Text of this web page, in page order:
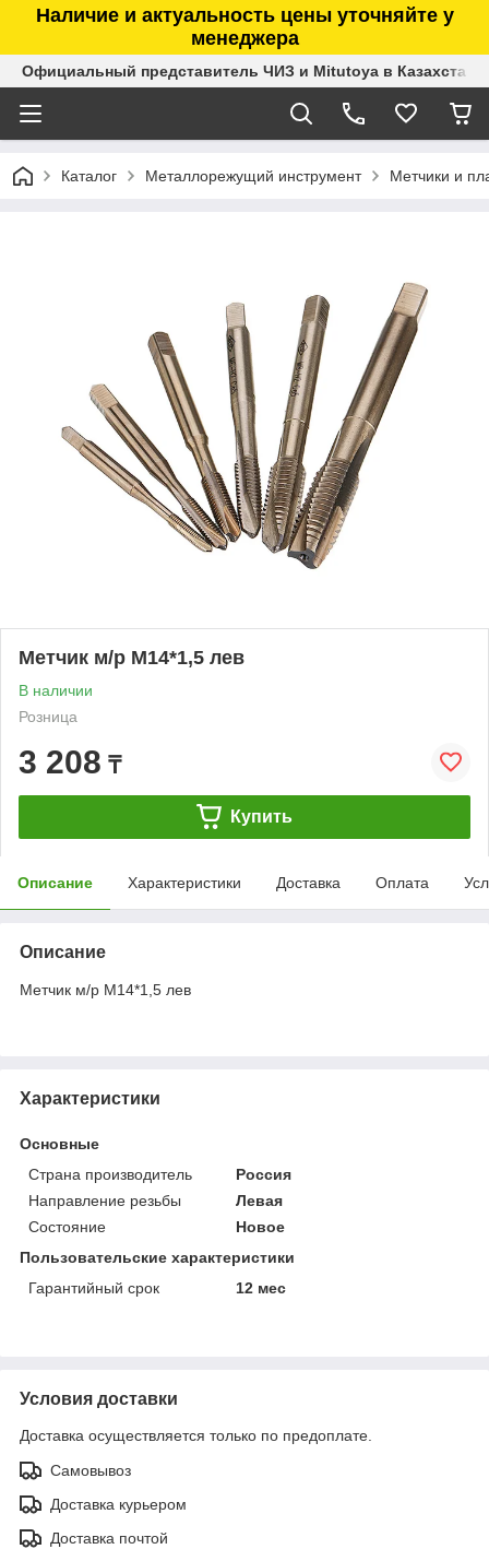
Наличие и актуальность цены уточняйте у
менеджера
Официальный представитель ЧИЗ и Mitutoya в Казахстане
Каталог Металлорежущий инструмент Метчики и
Метчик м/р М14*1,5 лев
В наличии
Розница
3 208 ₸
Купить
Описание Характеристики Доставка Оплата
Описание
Метчик м/р М14*1,5 лев
Характеристики
Основные
Страна производитель
Россия
Направление резьбы
Левая
Состояние
Новое
Пользовательские характеристики
Гарантийный срок
12 мес
Условия доставки
Доставка осуществляется только по предоплате.
Самовывоз
Доставка курьером
Доставка почтой